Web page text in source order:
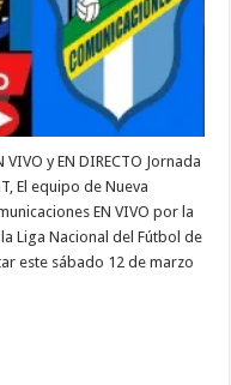
y EN DIRECTO Jornada
El equipo de Nueva
EN VIVO por la
Liga Nacional del Fútbol de
este sábado 12 de marzo